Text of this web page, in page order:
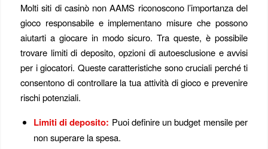
Molti siti di casinò non AAMS riconoscono l’importanza del
gioco responsabile e implementano misure che possono
aiutarti a giocare in modo sicuro. Tra queste, è possibile
trovare limiti di deposito, opzioni di autoesclusione e avvisi
per i giocatori. Queste caratteristiche sono cruciali perché ti
consentono di controllare la tua attività di gioco e prevenire
rischi potenziali.
Limiti di deposito: Puoi definire un budget mensile per
non superare la spesa.